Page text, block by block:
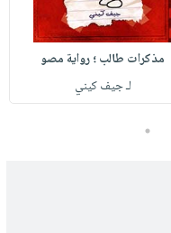
مذكرات طالب ؛ رواية مصو
لـ جيف كيني
5